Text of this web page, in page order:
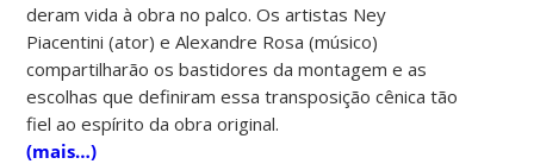
deram vida à obra no palco. Os artistas Ney
Piacentini (ator) e Alexandre Rosa (músico)
compartilharão os bastidores da montagem e as
escolhas que definiram essa transposição cênica tão
fiel ao espírito da obra original.
(mais…)